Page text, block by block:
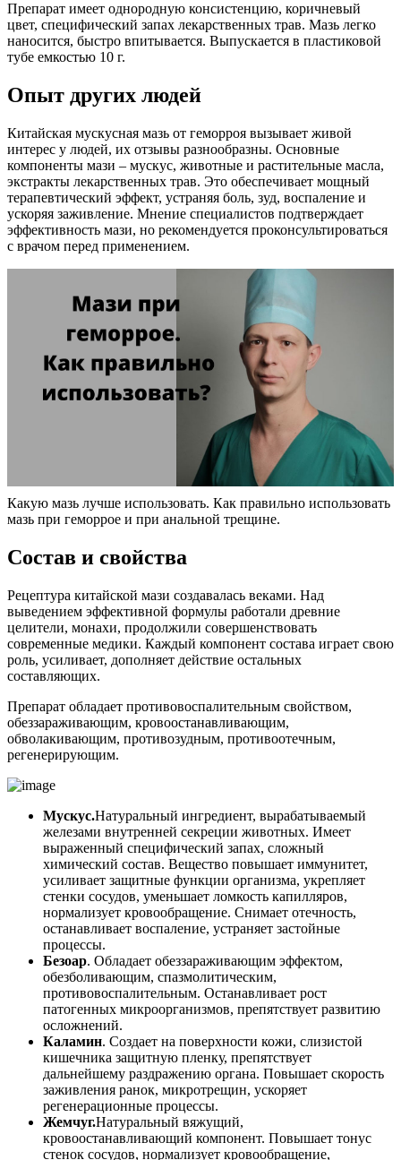
Препарат имеет однородную консистенцию, коричневый
цвет, специфический запах лекарственных трав. Мазь легко
наносится, быстро впитывается. Выпускается в пластиковой
тубе емкостью 10 г.
Опыт других людей
Китайская мускусная мазь от геморроя вызывает живой
интерес у людей, их отзывы разнообразны. Основные
компоненты мази – мускус, животные и растительные масла,
экстракты лекарственных трав. Это обеспечивает мощный
терапевтический эффект, устраняя боль, зуд, воспаление и
ускоряя заживление. Мнение специалистов подтверждает
эффективность мази, но рекомендуется проконсультироваться
с врачом перед применением.
Какую мазь лучше использовать. Как правильно использовать
мазь при геморрое и при анальной трещине.
Состав и свойства
Рецептура китайской мази создавалась веками. Над
выведением эффективной формулы работали древние
целители, монахи, продолжили совершенствовать
современные медики. Каждый компонент состава играет свою
роль, усиливает, дополняет действие остальных
составляющих.
Препарат обладает противовоспалительным свойством,
обеззараживающим, кровоостанавливающим,
обволакивающим, противозудным, противоотечным,
регенерирующим.
Мускус.Натуральный ингредиент, вырабатываемый
железами внутренней секреции животных. Имеет
выраженный специфический запах, сложный
химический состав. Вещество повышает иммунитет,
усиливает защитные функции организма, укрепляет
стенки сосудов, уменьшает ломкость капилляров,
нормализует кровообращение. Снимает отечность,
останавливает воспаление, устраняет застойные
процессы.
Безоар. Обладает обеззараживающим эффектом,
обезболивающим, спазмолитическим,
противовоспалительным. Останавливает рост
патогенных микроорганизмов, препятствует развитию
осложнений.
Каламин. Создает на поверхности кожи, слизистой
кишечника защитную пленку, препятствует
дальнейшему раздражению органа. Повышает скорость
заживления ранок, микротрещин, ускоряет
регенерационные процессы.
Жемчуг.Натуральный вяжущий,
кровоостанавливающий компонент. Повышает тонус
стенок сосудов, нормализует кровообращение,